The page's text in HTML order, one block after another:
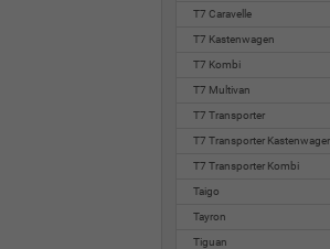
T7 Caravelle
T7 Kastenwagen
T7 Kombi
T7 Multivan
T7 Transporter
T7 Transporter
T7 Transporter Kombi
Taigo
Tayron
Tiguan